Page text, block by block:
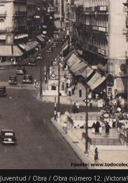
Juventud / Obra / Obra número 12: ¡Victoria!